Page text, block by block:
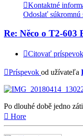
Kontaktné
Odoslať súkromnú
Re: Něco o T2-603
Citovať príspevok
Príspevok od užívateľa
Po dlouhé době jedno
Hore